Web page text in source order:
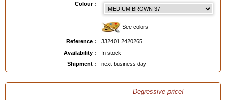
Colour :
See colors
Reference :
332401 2420265
Availability :
In stock
Shipment :
next business day
Degressive price!